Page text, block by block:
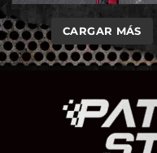
CARGAR MÁS